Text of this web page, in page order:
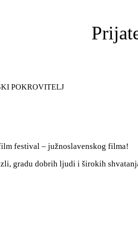
POKROVITELJ
festival – južnoslavenskog filma!
gradu dobrih ljudi i širokih